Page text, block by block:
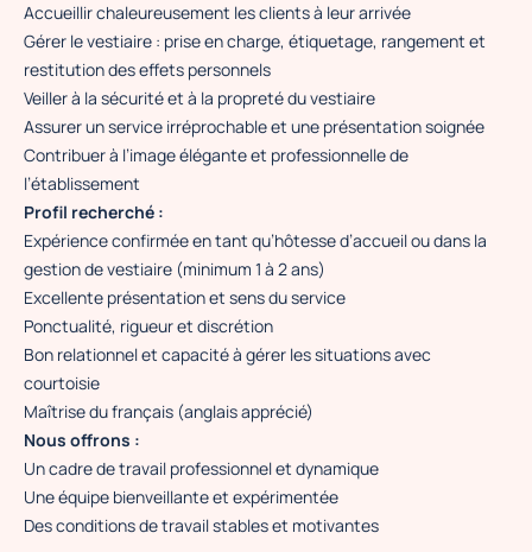
Accueillir chaleureusement les clients à leur arrivée
Gérer le vestiaire : prise en charge, étiquetage, rangement et
restitution des effets personnels
Veiller à la sécurité et à la propreté du vestiaire
Assurer un service irréprochable et une présentation soignée
Contribuer à l’image élégante et professionnelle de
l’établissement
Profil recherché :
Expérience confirmée en tant qu’hôtesse d’accueil ou dans la
gestion de vestiaire (minimum 1 à 2 ans)
Excellente présentation et sens du service
Ponctualité, rigueur et discrétion
Bon relationnel et capacité à gérer les situations avec
courtoisie
Maîtrise du français (anglais apprécié)
Nous offrons :
Un cadre de travail professionnel et dynamique
Une équipe bienveillante et expérimentée
Des conditions de travail stables et motivantes